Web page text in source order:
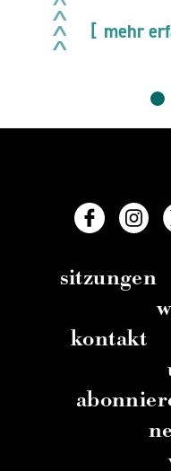
mehr
sitzungen
kontakt